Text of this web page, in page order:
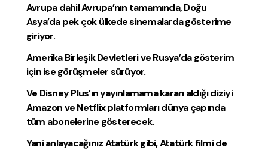
Avrupa dahil Avrupa’nın tamamında, Doğu
Asya’da pek çok ülkede sinemalarda gösterime
giriyor.
Amerika Birleşik Devletleri ve Rusya’da gösterim
için ise görüşmeler sürüyor.
Ve Disney Plus’ın yayınlamama kararı aldığı diziyi
Amazon ve Netflix platformları dünya çapında
tüm abonelerine gösterecek.
Yani anlayacağınız Atatürk gibi, Atatürk filmi de